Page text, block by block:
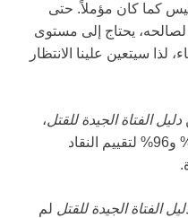
كما كان مؤملاً. حتى
يحتاج إلى مستوى
لذا سيتعين علينا الانتظار
دليل الفتاة الجيدة للقتل،
ظلت الدرجات ثابتة من توزيع 90% و96% لتقييم النقاد
الفتاة الجيدة للقتل لم